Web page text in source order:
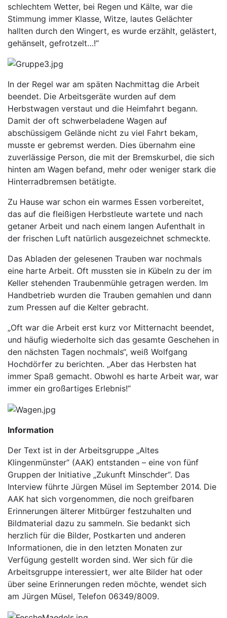
schlechtem Wetter, bei Regen und Kälte, war die
Stimmung immer Klasse, Witze, lautes Gelächter
hallten durch den Wingert, es wurde erzählt, gelästert,
gehänselt, gefrotzelt…!“
In der Regel war am späten Nachmittag die Arbeit
beendet. Die Arbeitsgeräte wurden auf dem
Herbstwagen verstaut und die Heimfahrt begann.
Damit der oft schwerbeladene Wagen auf
abschüssigem Gelände nicht zu viel Fahrt bekam,
musste er gebremst werden. Dies übernahm eine
zuverlässige Person, die mit der Bremskurbel, die sich
hinten am Wagen befand, mehr oder weniger stark die
Hinterradbremsen betätigte.
Zu Hause war schon ein warmes Essen vorbereitet,
das auf die fleißigen Herbstleute wartete und nach
getaner Arbeit und nach einem langen Aufenthalt in
der frischen Luft natürlich ausgezeichnet schmeckte.
Das Abladen der gelesenen Trauben war nochmals
eine harte Arbeit. Oft mussten sie in Kübeln zu der im
Keller stehenden Traubenmühle getragen werden. Im
Handbetrieb wurden die Trauben gemahlen und dann
zum Pressen auf die Kelter gebracht.
„Oft war die Arbeit erst kurz vor Mitternacht beendet,
und häufig wiederholte sich das gesamte Geschehen in
den nächsten Tagen nochmals“, weiß Wolfgang
Hochdörfer zu berichten. „Aber das Herbsten hat
immer Spaß gemacht. Obwohl es harte Arbeit war, war
immer ein großartiges Erlebnis!“
Information
Der Text ist in der Arbeitsgruppe „Altes
Klingenmünster“ (AAK) entstanden – eine von fünf
Gruppen der Initiative „Zukunft Minschder“. Das
Interview führte Jürgen Müsel im September 2014. Die
AAK hat sich vorgenommen, die noch greifbaren
Erinnerungen älterer Mitbürger festzuhalten und
Bildmaterial dazu zu sammeln. Sie bedankt sich
herzlich für die Bilder, Postkarten und anderen
Informationen, die in den letzten Monaten zur
Verfügung gestellt worden sind. Wer sich für die
Arbeitsgruppe interessiert, wer alte Bilder hat oder
über seine Erinnerungen reden möchte, wendet sich
am Jürgen Müsel, Telefon 06349/8009.